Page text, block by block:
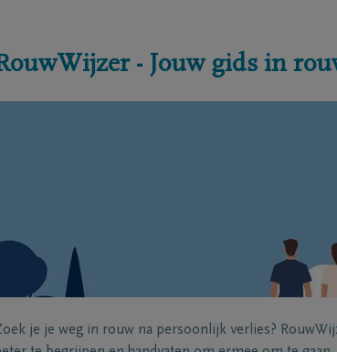
- Jouw gids in
je je weg in rouw na persoonlijk verlies?